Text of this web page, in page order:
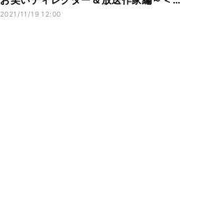
＞
2021/11/19 12:00